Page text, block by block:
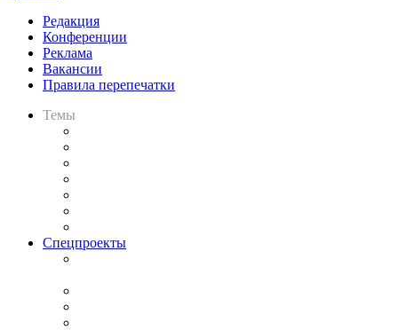
Редакция
Конференции
Реклама
Вакансии
Правила перепечатки
Темы
Спецпроекты